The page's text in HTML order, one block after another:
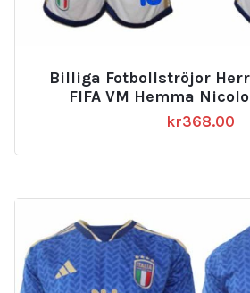
Billiga Fotbollströjor
FIFA VM Hemma
kr368.00